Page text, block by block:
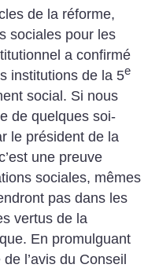
de la réforme,
sociales pour les
a confirmé
institutions de la 5e
social. Si nous
de quelques soi-
le président de la
une preuve
sociales, mêmes
pas dans les
vertus de la
En promulguant
l’avis du Conseil